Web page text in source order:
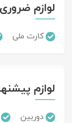
لوازم ضروری
کارت ملی
لوازم
دوربین